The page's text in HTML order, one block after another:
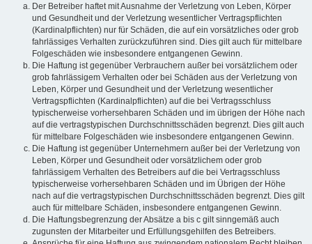
Der Betreiber haftet mit Ausnahme der Verletzung von Leben, Körper
und Gesundheit und der Verletzung wesentlicher Vertragspflichten
(Kardinalpflichten) nur für Schäden, die auf ein vorsätzliches oder grob
fahrlässiges Verhalten zurückzuführen sind. Dies gilt auch für mittelbare
Folgeschäden wie insbesondere entgangenen Gewinn.
Die Haftung ist gegenüber Verbrauchern außer bei vorsätzlichem oder
grob fahrlässigem Verhalten oder bei Schäden aus der Verletzung von
Leben, Körper und Gesundheit und der Verletzung wesentlicher
Vertragspflichten (Kardinalpflichten) auf die bei Vertragsschluss
typischerweise vorhersehbaren Schäden und im übrigen der Höhe nach
auf die vertragstypischen Durchschnittsschäden begrenzt. Dies gilt auch
für mittelbare Folgeschäden wie insbesondere entgangenen Gewinn.
Die Haftung ist gegenüber Unternehmern außer bei der Verletzung von
Leben, Körper und Gesundheit oder vorsätzlichem oder grob
fahrlässigem Verhalten des Betreibers auf die bei Vertragsschluss
typischerweise vorhersehbaren Schäden und im Übrigen der Höhe
nach auf die vertragstypischen Durchschnittsschäden begrenzt. Dies gilt
auch für mittelbare Schäden, insbesondere entgangenen Gewinn.
Die Haftungsbegrenzung der Absätze a bis c gilt sinngemäß auch
zugunsten der Mitarbeiter und Erfüllungsgehilfen des Betreibers.